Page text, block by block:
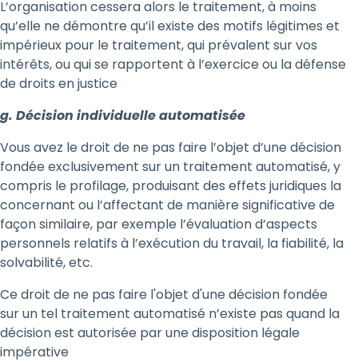
L’organisation cessera alors le traitement, à moins
qu’elle ne démontre qu’il existe des motifs légitimes et
impérieux pour le traitement, qui prévalent sur vos
intérêts, ou qui se rapportent à l’exercice ou la défense
de droits en justice
g. Décision individuelle automatisée
Vous avez le droit de ne pas faire l’objet d’une décision
fondée exclusivement sur un traitement automatisé, y
compris le profilage, produisant des effets juridiques la
concernant ou l’affectant de manière significative de
façon similaire, par exemple l’évaluation d’aspects
personnels relatifs à l’exécution du travail, la fiabilité, la
solvabilité, etc.
Ce droit de ne pas faire l'objet d'une décision fondée
sur un tel traitement automatisé n’existe pas quand la
décision est autorisée par une disposition légale
impérative